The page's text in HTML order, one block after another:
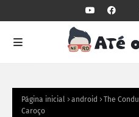
Página inicial android
The
Caroço